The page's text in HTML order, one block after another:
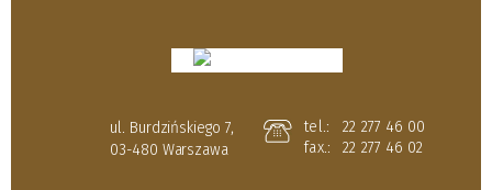
ul. Burdzińskiego 7,
03-480 Warszawa
tel.:
22 277 46 00
fax.:
22 277 46 02